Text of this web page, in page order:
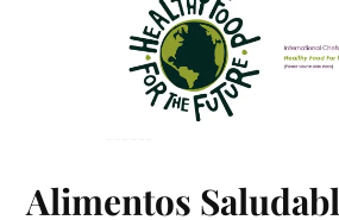
Alimentos